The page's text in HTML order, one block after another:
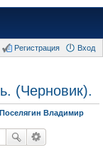
Вход
Регистрация
(Черновик).
Поселягин Владимир